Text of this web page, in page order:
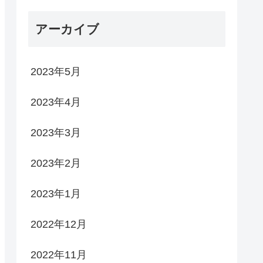
アーカイブ
2023年5月
2023年4月
2023年3月
2023年2月
2023年1月
2022年12月
2022年11月